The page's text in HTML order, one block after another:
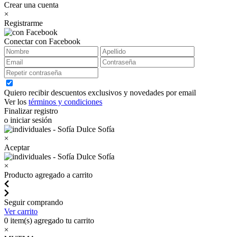
Crear una cuenta
×
Registrarme
Conectar con Facebook
Quiero recibir descuentos exclusivos y novedades por email
Ver los términos y condiciones
Finalizar registro
o iniciar sesión
×
Aceptar
×
Producto agregado a carrito
Seguir comprando
Ver carrito
0 item(s) agregado tu carrito
×